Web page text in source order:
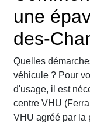
une
des-
Quelles
véhicule ? Pour
d'usage, il est
centre VHU
VHU agréé par la